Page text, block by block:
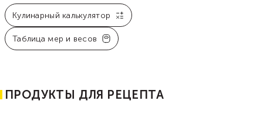
Кулинарный калькулятор
Таблица мер и весов
ПРОДУКТЫ ДЛЯ РЕЦЕПТА